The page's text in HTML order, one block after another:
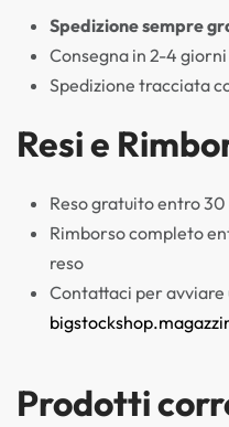
Spedizione sempre
Consegna in 2-4
Spedizione tracciata
Resi e
Reso gratuito entro
Rimborso completo
reso
Contattaci per avviare
Prodotti